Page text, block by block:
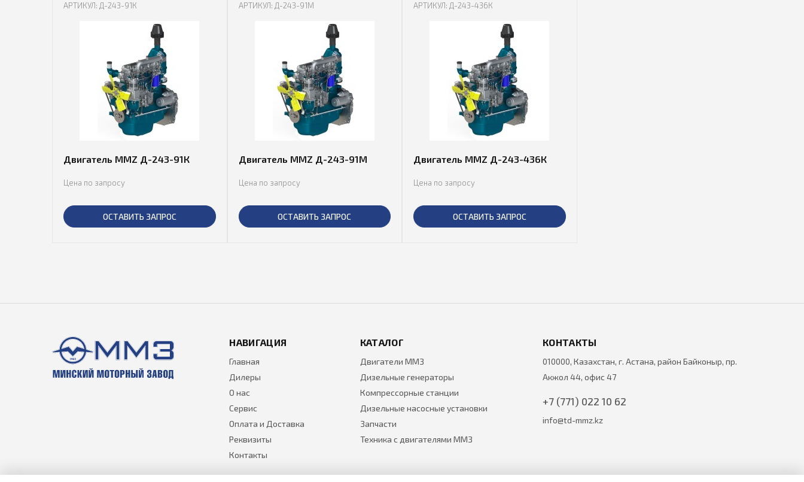
АРТИКУЛ: Д-243-91К
Двигатель MMZ Д-243-91К
Цена по запросу
ОСТАВИТЬ ЗАПРОС
АРТИКУЛ: Д-243-91М
Двигатель MMZ Д-243-91М
Цена по запросу
ОСТАВИТЬ ЗАПРОС
АРТИКУЛ: Д-243-436К
Двигатель MMZ Д-243-436К
Цена по запросу
ОСТАВИТЬ ЗАПРОС
НАВИГАЦИЯ
Главная
Дилеры
О нас
Сервис
Оплата и Доставка
Реквизиты
Контакты
КАТАЛОГ
Двигатели ММЗ
Дизельные генераторы
Компрессорные станции
Дизельные насосные установки
Запчасти
Техника с двигателями ММЗ
КОНТАКТЫ
010000, Казахстан, г. Астана, район Байконыр, пр.
Акжол 44, офис 47
+7 (771) 022 10 62
info@td-mmz.kz